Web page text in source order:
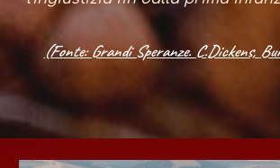
(Fonte: Grandi Speranze. C.Dickens,